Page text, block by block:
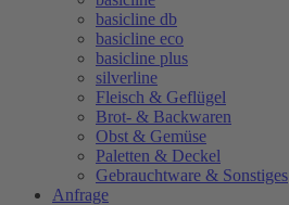
basicline db
basicline eco
basicline plus
silverline
Fleisch & Geflügel
Brot- & Backwaren
Obst & Gemüse
Paletten & Deckel
Gebrauchtware & Sonstiges
Anfrage